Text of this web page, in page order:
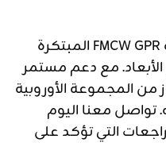
800 بتقنية FMCW GPR المبتكرة
الأبعاد. مع دعم مستمر
المجموعة الأوروبية
تواصل معنا اليوم
التي تؤكد على